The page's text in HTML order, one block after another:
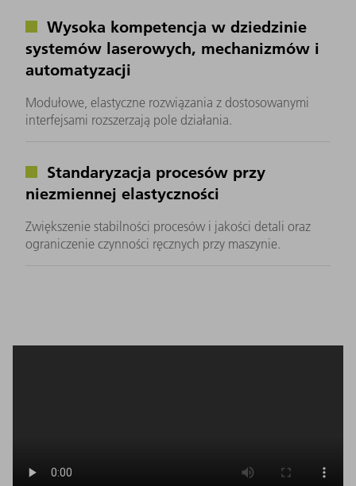
Wysoka kompetencja w dziedzinie
systemów laserowych, mechanizmów i
automatyzacji
Modułowe, elastyczne rozwiązania z dostosowanymi
interfejsami rozszerzają pole działania.
Standaryzacja procesów przy
niezmiennej elastyczności
Zwiększenie stabilności procesów i jakości detali oraz
ograniczenie czynności ręcznych przy maszynie.